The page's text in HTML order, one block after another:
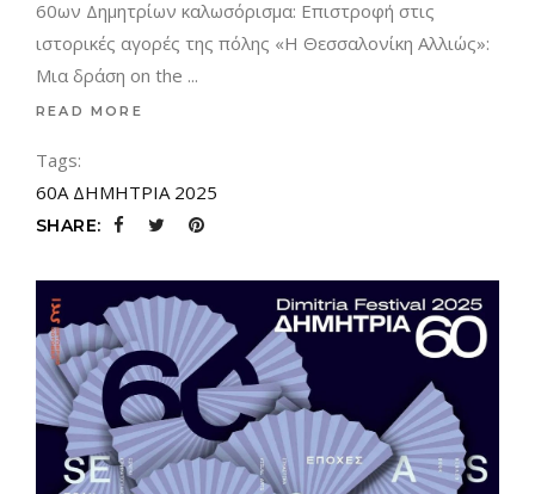
60ων Δημητρίων καλωσόρισμα: Επιστροφή στις
ιστορικές αγορές της πόλης «Η Θεσσαλονίκη Αλλιώς»:
Μια δράση on the
READ MORE
Tags:
60Α ΔΗΜΗΤΡΙΑ 2025
SHARE: